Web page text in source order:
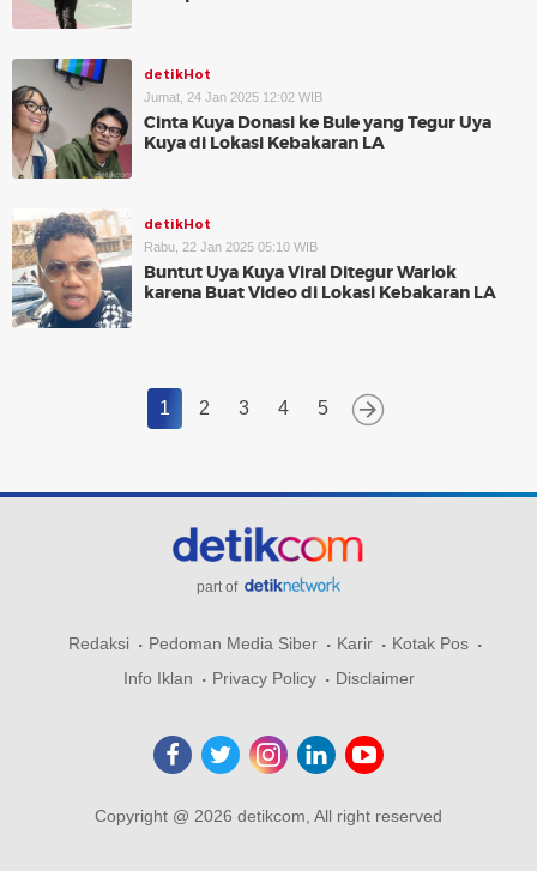
detikHot
Jumat, 24 Jan 2025 12:02 WIB
Cinta Kuya Donasi ke Bule yang Tegur Uya
Kuya di Lokasi Kebakaran LA
detikHot
Rabu, 22 Jan 2025 05:10 WIB
Buntut Uya Kuya Viral Ditegur Warlok
karena Buat Video di Lokasi Kebakaran LA
1 2 3 4 5
part of
Redaksi Pedoman Media Siber Karir
Kotak Pos
Info Iklan
Privacy Policy Disclaimer
Copyright @ 2026 detikcom, All right reserved